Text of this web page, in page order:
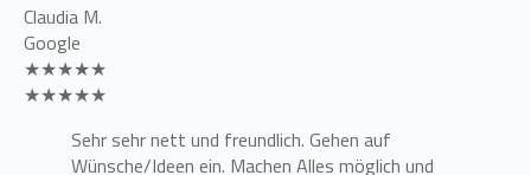
Claudia M.
Google
★★★★★
★★★★★
Sehr sehr nett und freundlich. Gehen auf
Wünsche/Ideen ein. Machen Alles möglich und